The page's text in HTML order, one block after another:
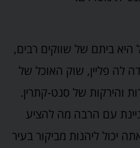
היא ביתם של שווקים רבים,
לה פליין, שוק האוכל של
והירקות של סנט-קתרין.
עם הרבה מה להציע
יכול ליהנות מביקור בעיר